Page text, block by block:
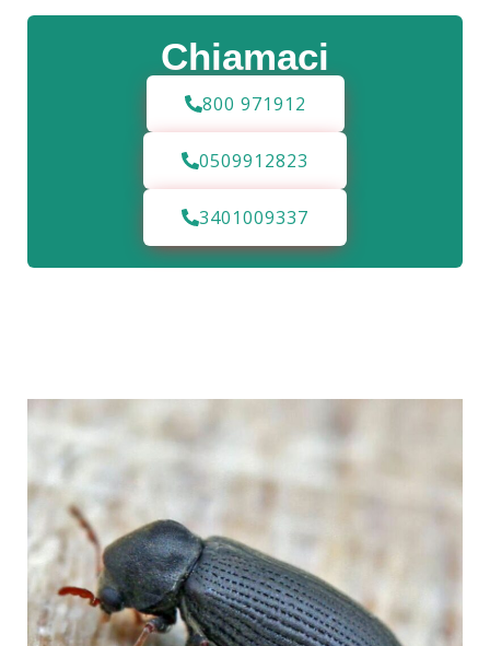
Chiamaci
800 971912
0509912823
3401009337